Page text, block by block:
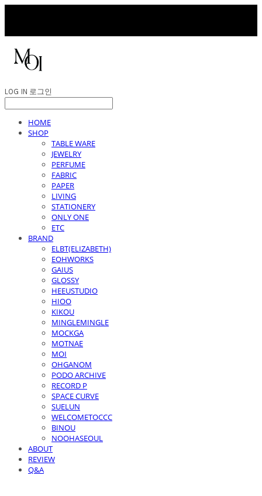
LOG IN 로그인
HOME
SHOP
TABLE WARE
JEWELRY
PERFUME
FABRIC
PAPER
LIVING
STATIONERY
ONLY ONE
ETC
BRAND
ELBT(ELIZABETH)
EOHWORKS
GAIUS
GLOSSY
HEEUSTUDIO
HIOO
KIKOU
MINGLEMINGLE
MOCKGA
MOTNAE
MOI
OHGANOM
PODO ARCHIVE
RECORD P
SPACE CURVE
SUELUN
WELCOMETOCCC
BINOU
NOOHASEOUL
ABOUT
REVIEW
Q&A